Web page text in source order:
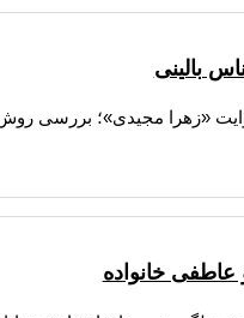
بالینی
«زهرا مجیدی»؛ بررسی
عاطفی خانواده